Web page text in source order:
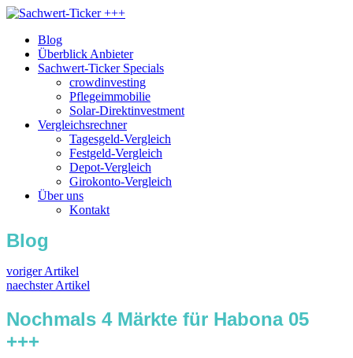
Blog
Überblick Anbieter
Sachwert-Ticker Specials
crowdinvesting
Pflegeimmobilie
Solar-Direktinvestment
Vergleichsrechner
Tagesgeld-Vergleich
Festgeld-Vergleich
Depot-Vergleich
Girokonto-Vergleich
Über uns
Kontakt
Blog
voriger Artikel
naechster Artikel
Nochmals 4 Märkte für Habona 05
+++